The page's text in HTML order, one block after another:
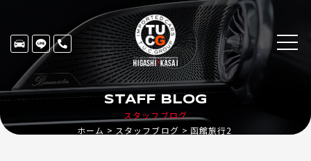
スタッフブログ
STAFF BLOG
ホーム スタッフブログ 函館旅行2